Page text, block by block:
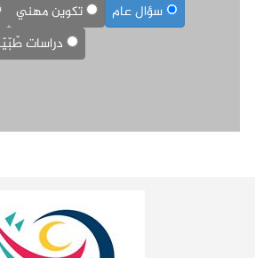
سؤال عام تكوين مهني
دراسات